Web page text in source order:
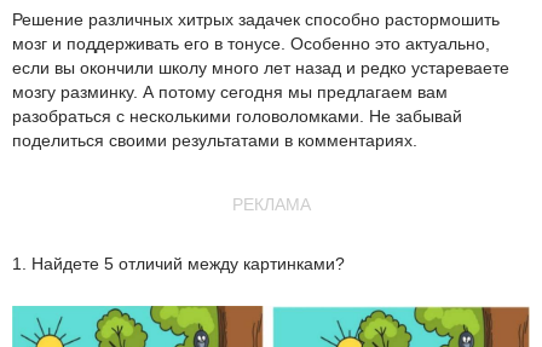
Решение различных хитрых задачек способно растормошить
мозг и поддерживать его в тонусе. Особенно это актуально,
если вы окончили школу много лет назад и редко устареваете
мозгу разминку. А потому сегодня мы предлагаем вам
разобраться с несколькими головоломками. Не забывай
поделиться своими результатами в комментариях.
РЕКЛАМА
1. Найдете 5 отличий между картинками?